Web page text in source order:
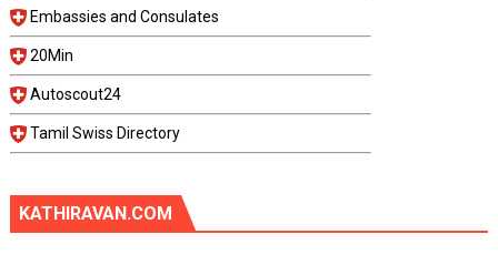
Embassies and Consulates
20Min
Autoscout24
Tamil Swiss Directory
KATHIRAVAN.COM